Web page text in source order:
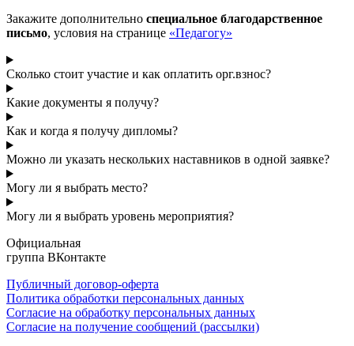
Закажите дополнительно специальное благодарственное
письмо, условия на странице «Педагогу»
Сколько стоит участие и как оплатить орг.взнос?
Какие документы я получу?
Как и когда я получу дипломы?
Можно ли указать нескольких наставников в одной заявке?
Могу ли я выбрать место?
Могу ли я выбрать уровень мероприятия?
Официальная
группа ВКонтакте
Публичный договор-оферта
Политика обработки персональных данных
Согласие на обработку персональных данных
Согласие на получение сообщений (рассылки)